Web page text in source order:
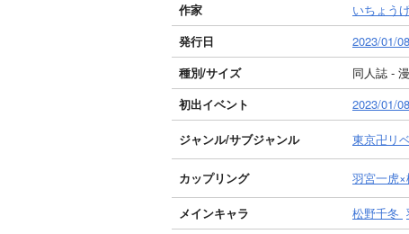
作家
いちょう
発行日
2023/01/08
種別/サイズ
同人誌 -
初出イベント
2023/01/
ジャンル/サブジャンル 東京卍リ
カップリング 羽宮一虎
メインキャラ 松野千冬